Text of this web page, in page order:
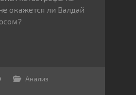
окажется ли Валдай
Анализ